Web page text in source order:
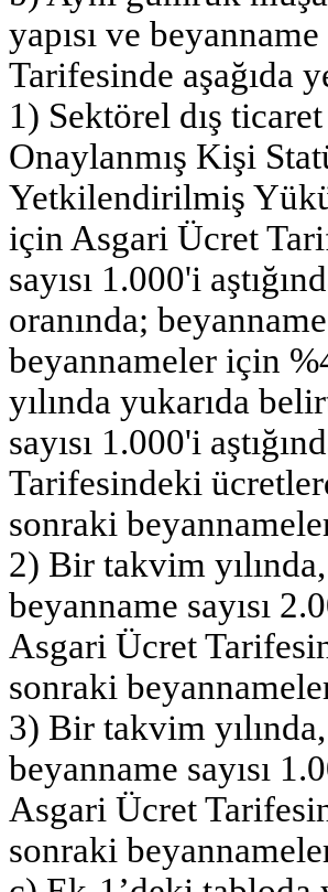
yapısı ve
Tarifesinde aşağıda
1) Sektörel dış
Onaylanmış Kişi
Yetkilendirilmiş
için Asgari Ücret
sayısı 1.000'i
oranında;
beyannameler için
yılında yukarıda
sayısı 1.000'i
Tarifesindeki
sonraki
2) Bir takvim
beyanname sayısı
Asgari Ücret
sonraki
3) Bir takvim
beyanname sayısı
Asgari Ücret
sonraki